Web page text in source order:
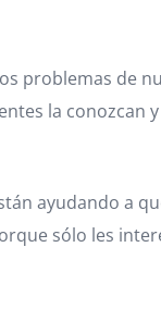
problemas
la
ayudando a
sólo les